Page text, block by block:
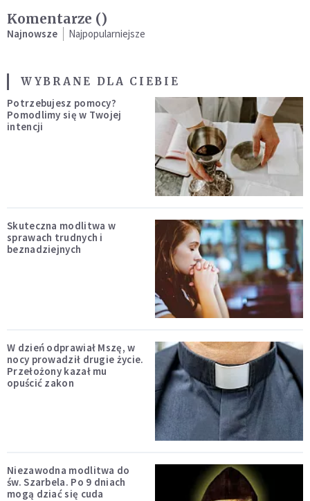
Komentarze ()
Najnowsze Najpopularniejsze
WYBRANE DLA CIEBIE
Potrzebujesz pomocy?
Pomodlimy się w Twojej
intencji
Skuteczna modlitwa w
sprawach trudnych i
beznadziejnych
W dzień odprawiał Mszę, w
nocy prowadził drugie życie.
Przełożony kazał mu
opuścić zakon
Niezawodna modlitwa do
św. Szarbela. Po 9 dniach
mogą dziać się cuda